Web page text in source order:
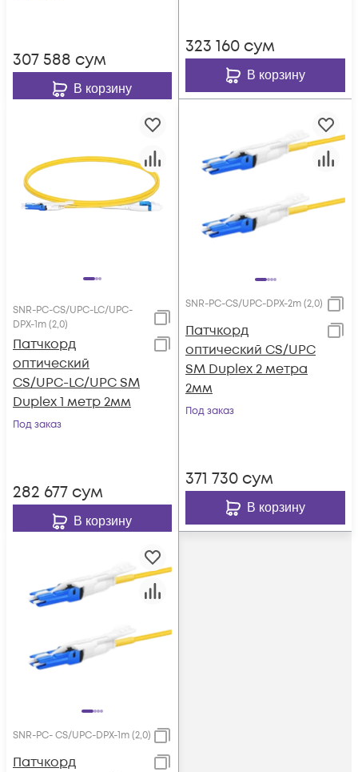
307 588 сум
В корзину
323 160 сум
В корзину
SNR-PC-CS/UPC-LC/UPC-
DPX-1m (2,0)
Патчкорд
оптический
CS/UPC-LC/UPC SM
Duplex 1 метр 2мм
Под заказ
282 677 сум
В корзину
SNR-PC-CS/UPC-DPX-2m (2,0)
Патчкорд
оптический CS/UPC
SM Duplex 2 метра
2мм
Под заказ
371 730 сум
В корзину
SNR-PC- CS/UPC-DPX-1m (2,0)
Патчкорд